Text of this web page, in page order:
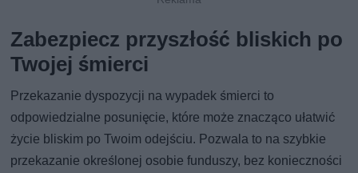
Zabezpiecz przyszłość bliskich po
Twojej śmierci
Przekazanie dyspozycji na wypadek śmierci to
odpowiedzialne posunięcie, które może znacząco ułatwić
życie bliskim po Twoim odejściu. Pozwala to na szybkie
przekazanie określonej osobie funduszy, bez konieczności